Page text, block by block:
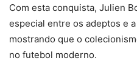
Com esta conquista, Julien
especial entre os adeptos e
mostrando que o
no futebol moderno.